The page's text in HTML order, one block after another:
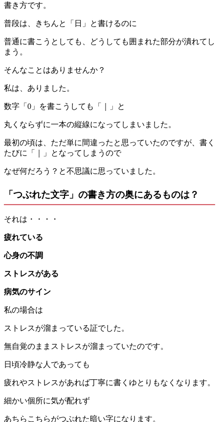
書き方です。
普段は、きちんと「日」と書けるのに
普通に書こうとしても、どうしても囲まれた部分が潰れてし
まう。
そんなことはありませんか？
私は、ありました。
数字「0」を書こうしても「｜」と
丸くならずに一本の縦線になってしまいました。
最初の頃は、ただ単に間違ったと思っていたのですが、書く
たびに「｜」となってしまうので
なぜ何だろう？と不思議に思っていました。
「つぶれた文字」の書き方の奥にあるものは？
それは・・・・
疲れている
心身の不調
ストレスがある
病気のサイン
私の場合は
ストレスが溜まっている証でした。
無自覚のままストレスが溜まっていたのです。
日頃冷静な人であっても
疲れやストレスがあれば丁寧に書くゆとりもなくなります。
細かい個所に気が配れず
あちらこちらがつぶれた暗い字になります。